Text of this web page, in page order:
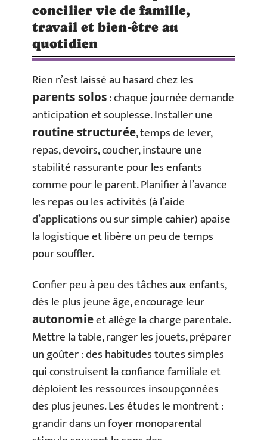
concilier vie de famille,
travail et bien-être au
quotidien
Rien n’est laissé au hasard chez les
parents solos: chaque journée demande
anticipation et souplesse. Installer une
routine structurée, temps de lever,
repas, devoirs, coucher, instaure une
stabilité rassurante pour les enfants
comme pour le parent. Planifier à l’avance
les repas ou les activités (à l’aide
d’applications ou sur simple cahier) apaise
la logistique et libère un peu de temps
pour souffler.
Confier peu à peu des tâches aux enfants,
dès le plus jeune âge, encourage leur
autonomieet allège la charge parentale.
Mettre la table, ranger les jouets, préparer
un goûter : des habitudes toutes simples
qui construisent la confiance familiale et
déploient les ressources insoupçonnées
des plus jeunes. Les études le montrent :
grandir dans un foyer monoparental